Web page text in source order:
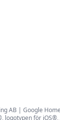
AB | Google
logotypen för